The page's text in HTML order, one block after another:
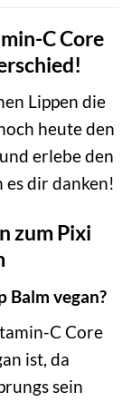
C Core
Lippen die
heute den
erlebe den
es dir danken!
zum Pixi
Balm vegan?
C Core
ist, da
sein